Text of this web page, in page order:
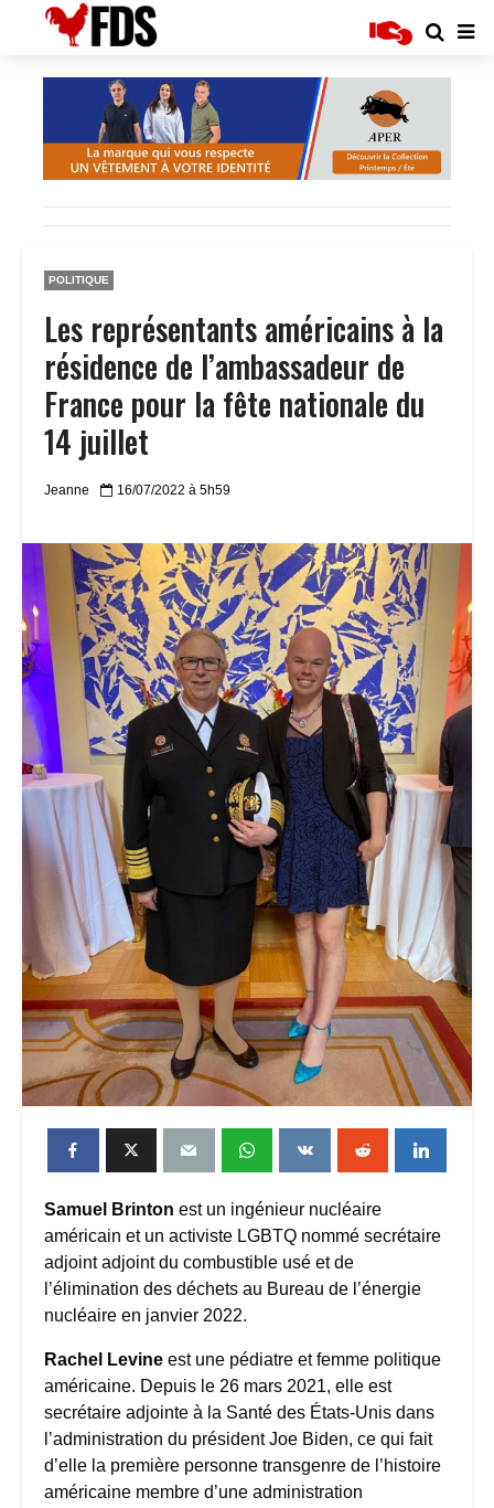
POLITIQUE
Les représentants américains à la
résidence de l’ambassadeur de
France pour la fête nationale du
14 juillet
Jeanne 16/07/2022 à 5h59
Samuel Brinton est un ingénieur nucléaire
américain et un activiste LGBTQ nommé secrétaire
adjoint adjoint du combustible usé et de
l’élimination des déchets au Bureau de l’énergie
nucléaire en janvier 2022.
Rachel Levine est une pédiatre et femme politique
américaine. Depuis le 26 mars 2021, elle est
secrétaire adjointe à la Santé des États-Unis dans
l’administration du président Joe Biden, ce qui fait
d’elle la première personne transgenre de l’histoire
américaine membre d’une administration